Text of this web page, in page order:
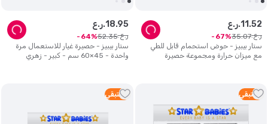
ستار بيبيز - حوض استحمام قابل للطي
مع ميزان حرارة ومجموعة حصيرة
ر.ع.11 .52
ر.ع. 35.07
67
ستار بيبيز - حصيرة غيار للاستعمال مرة
واحدة - 45×60 سم - كبير - زهري
ر.ع.18.95
ر.ع. 52.35
64
5 متبقي 2 متبقي